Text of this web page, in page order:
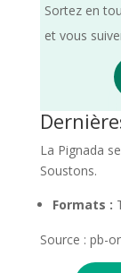
Sortez en
et vous
La Pignada
Soustons.
Formats :
Source : pb-